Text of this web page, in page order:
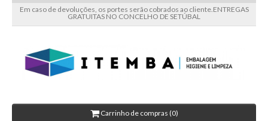
Em caso de devoluções, os portes serão cobrados ao cliente.ENTREGAS
GRATUITAS NO CONCELHO DE SETÚBAL
Carrinho de compras (0)